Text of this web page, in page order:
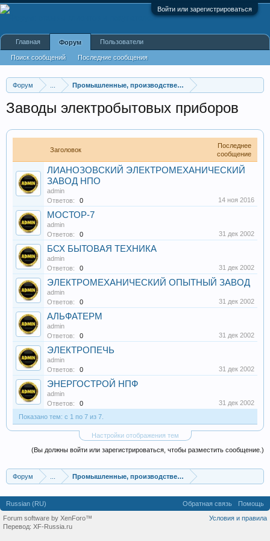
Войти или зарегистрироваться
Форум Промышленные, производственные и перерабатывающие
Заводы электробытовых приборов
Заголовок
Последнее
сообщение
ЛИАНОЗОВСКИЙ ЭЛЕКТРОМЕХАНИЧЕСКИЙ
ЗАВОД НПО
admin
Ответов:
0 14 ноя 2016
МОСТОР-7
admin
Ответов:
0 31 дек 2002
БСХ БЫТОВАЯ ТЕХНИКА
admin
Ответов:
0 31 дек 2002
ЭЛЕКТРОМЕХАНИЧЕСКИЙ ОПЫТНЫЙ ЗАВОД
admin
Ответов:
0 31 дек 2002
АЛЬФАТЕРМ
admin
Ответов:
0 31 дек 2002
ЭЛЕКТРОПЕЧЬ
admin
Ответов:
0 31 дек 2002
ЭНЕРГОСТРОЙ НПФ
admin
Ответов:
0
31 дек 2002
Показано тем: с 1 по 7 из 7.
Настройки отображения тем
(Вы должны войти или зарегистрироваться, чтобы разместить сообщение.)
Форум Промышленные, производственные и перерабатывающие
Главная Форум
Поиск сообщений Последние сообщения
Пользователи
Russian (RU) Обратная связь
Помощь
Условия и правила
Forum software by XenForo™
Перевод: XF-Russia.ru